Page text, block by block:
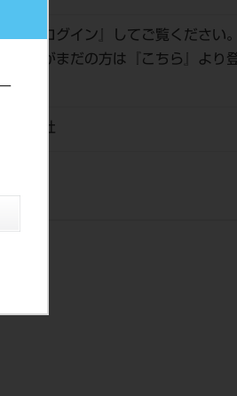
は『ログイン 』してご覧ください。
登録がまだの方は『
こちら 』より
歯材社